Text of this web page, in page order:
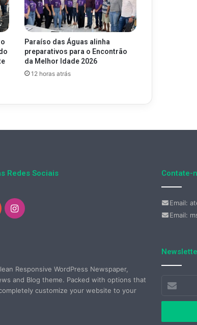
Paraíso das Águas alinha
preparativos para o Encontrão
da Melhor Idade 2026
12 horas atrás
Redes Sociais
Instagram
Responsive WordPress Newspaper,
and Blog theme. Packed with options that
customize your website to your
Contate-
Email:
Email:
seu
de